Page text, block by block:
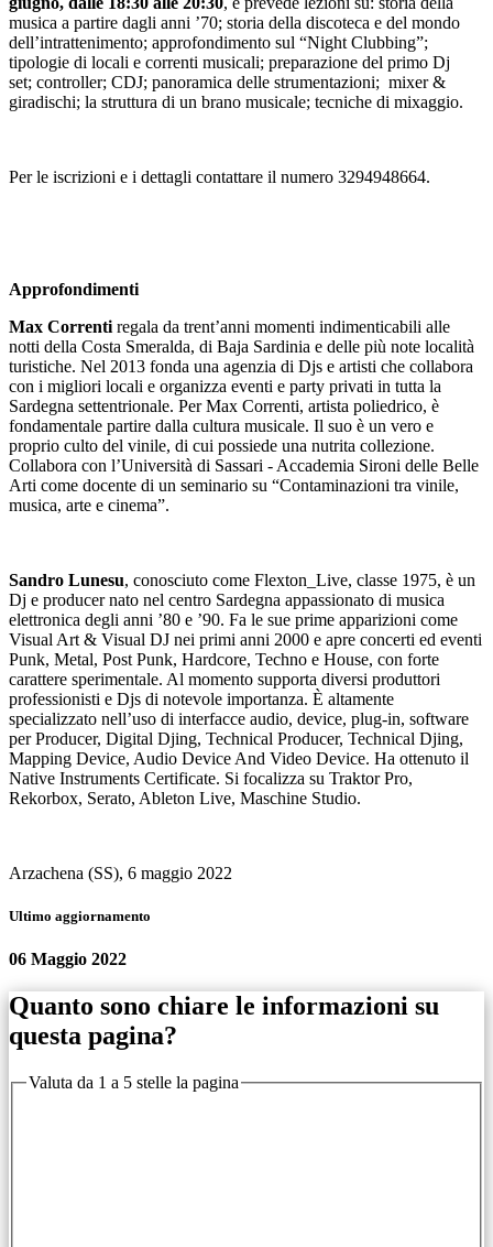
musica a partire dagli anni ’70; storia della discoteca e del mondo
dell’intrattenimento; approfondimento sul “Night Clubbing”;
tipologie di locali e correnti musicali; preparazione del primo Dj
set; controller; CDJ; panoramica delle strumentazioni; mixer &
giradischi; la struttura di un brano musicale; tecniche di mixaggio.
Per le iscrizioni e i dettagli contattare il numero 3294948664.
Approfondimenti
Max Correnti regala da trent’anni momenti indimenticabili alle
notti della Costa Smeralda, di Baja Sardinia e delle più note località
turistiche. Nel 2013 fonda una agenzia di Djs e artisti che collabora
con i migliori locali e organizza eventi e party privati in tutta la
Sardegna settentrionale. Per Max Correnti, artista poliedrico, è
fondamentale partire dalla cultura musicale. Il suo è un vero e
proprio culto del vinile, di cui possiede una nutrita collezione.
Collabora con l’Università di Sassari - Accademia Sironi delle Belle
Arti come docente di un seminario su “Contaminazioni tra vinile,
musica, arte e cinema”.
Sandro Lunesu, conosciuto come Flexton_Live, classe 1975, è un
Dj e producer nato nel centro Sardegna appassionato di musica
elettronica degli anni ’80 e ’90. Fa le sue prime apparizioni come
Visual Art & Visual DJ nei primi anni 2000 e apre concerti ed eventi
Punk, Metal, Post Punk, Hardcore, Techno e House, con forte
carattere sperimentale. Al momento supporta diversi produttori
professionisti e Djs di notevole importanza. È altamente
specializzato nell’uso di interfacce audio, device, plug-in, software
per Producer, Digital Djing, Technical Producer, Technical Djing,
Mapping Device, Audio Device And Video Device. Ha ottenuto il
Native Instruments Certificate. Si focalizza su Traktor Pro,
Rekorbox, Serato, Ableton Live, Maschine Studio.
Arzachena (SS), 6 maggio 2022
Ultimo aggiornamento
06 Maggio 2022
Quanto sono chiare le informazioni su
questa pagina?
Valuta da 1 a 5 stelle la pagina